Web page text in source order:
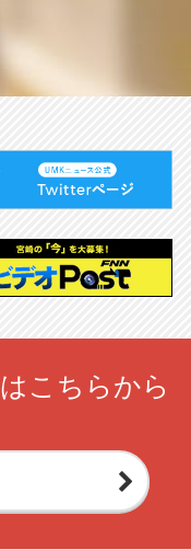
こちらから